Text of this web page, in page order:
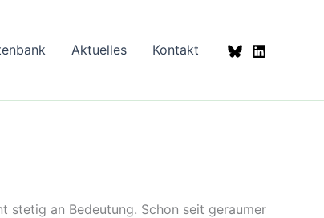
Aktuelles Kontakt
stetig an Bedeutung. Schon seit geraumer